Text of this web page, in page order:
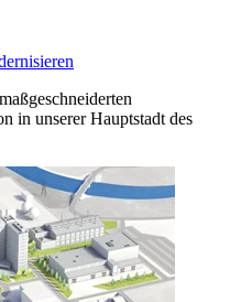
in unserer Hauptstadt des